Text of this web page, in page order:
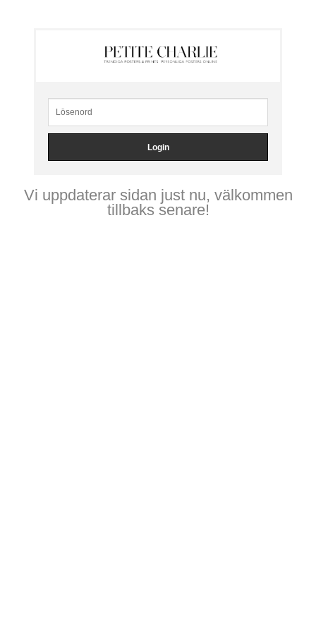
Vi uppdaterar sidan just nu, välkommen
tillbaks senare!